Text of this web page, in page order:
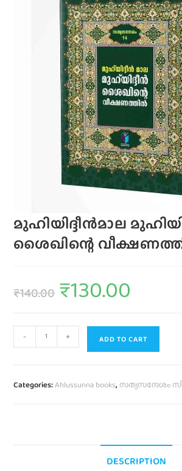
മുഹിയിദ്ദീൻമാല
ശൈഖിന്റെ
₹140.00 ₹130.00
- + ADD TO CART
Categories:Ahlussunna books, സത്യസന്ദേശം
DESCRIPTION